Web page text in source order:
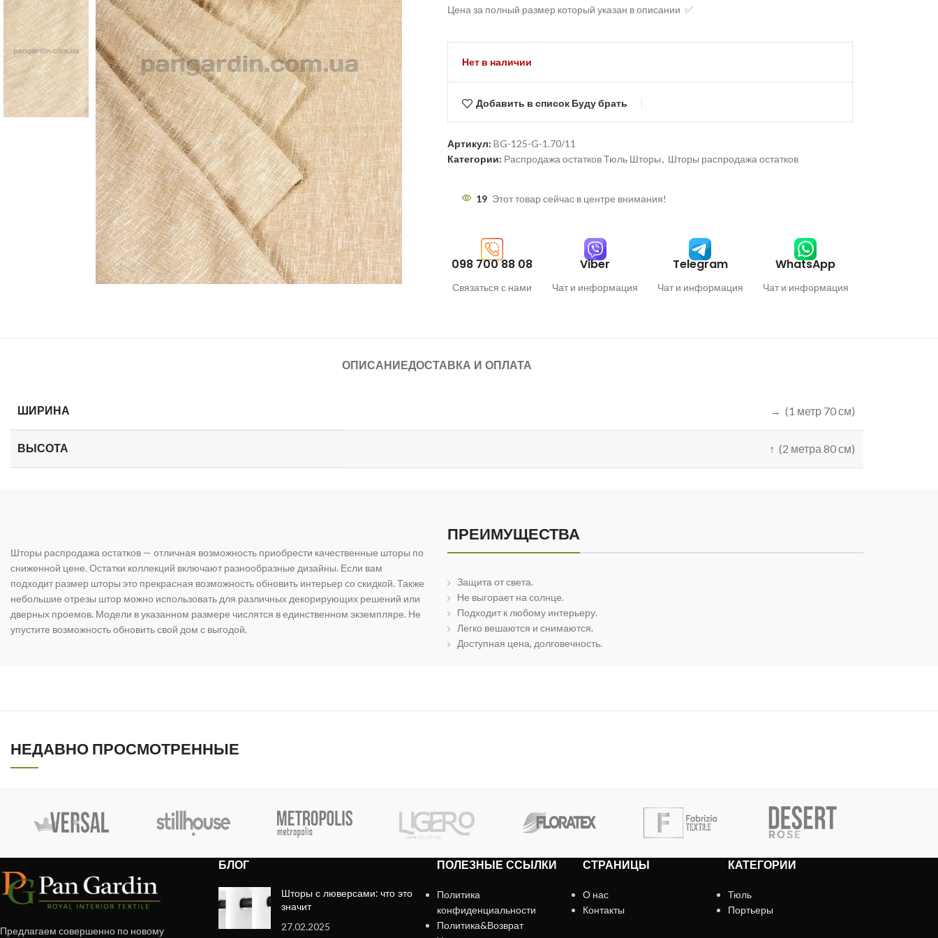
Цена за полный размер который указан в описании ✅
Нет в наличии
Добавить в список Буду брать
Артикул: BG-125-G-1.70/11
Категории: Распродажа остатков Тюль Шторы, Шторы распродажа остатков
19 Этот товар сейчас в центре внимания!
098 700 88 08
Связаться с нами
Viber
Чат и информация
Telegram
Чат и информация
WhatsApp
Чат и информация
ОПИСАНИЕДОСТАВКА И ОПЛАТА
ШИРИНА → (1 метр 70 см)
ВЫСОТА ↑ (2 метра 80 см)
Шторы распродажа остатков — отличная возможность приобрести качественные шторы по
сниженной цене. Остатки коллекций включают разнообразные дизайны. Если вам
подходит размер шторы это прекрасная возможность обновить интерьер со скидкой. Также
небольшие отрезы штор можно использовать для различных декорирующих решений или
дверных проемов. Модели в указанном размере числятся в единственном экземпляре. Не
упустите возможность обновить свой дом с выгодой.
ПРЕИМУЩЕСТВА
Защита от света.
Не выгорает на солнце.
Подходит к любому интерьеру.
Легко вешаются и снимаются.
Доступная цена, долговечность.
НЕДАВНО ПРОСМОТРЕННЫЕ
Предлагаем совершенно по новому
БЛОГ
Шторы с люверсами: что это
значит
27.02.2025
ПОЛЕЗНЫЕ ССЫЛКИ
Политика
конфиденциальности
Политика&Возврат
СТРАНИЦЫ
О нас
Контакты
КАТЕГОРИИ
Тюль
Портьеры